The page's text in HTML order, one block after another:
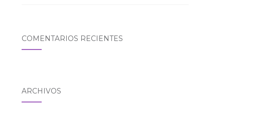
COMENTARIOS RECIENTES
ARCHIVOS